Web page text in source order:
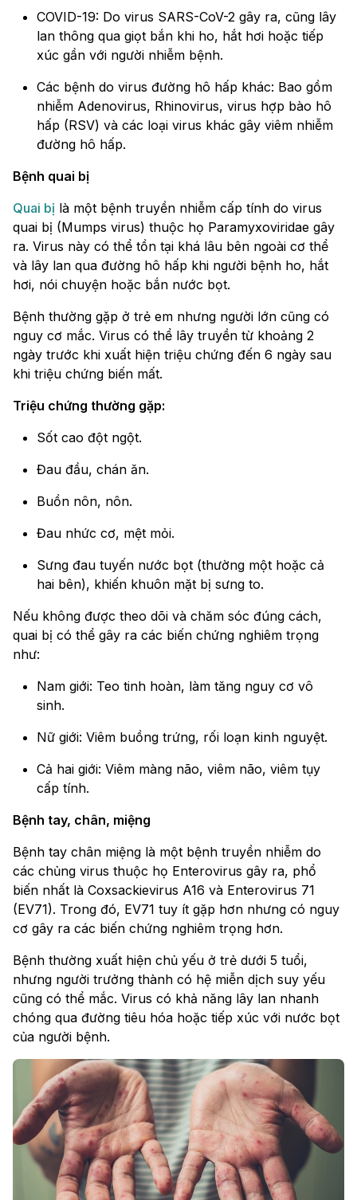
COVID-19: Do virus SARS-CoV-2 gây ra, cũng lây
lan thông qua giọt bắn khi ho, hắt hơi hoặc tiếp
xúc gần với người nhiễm bệnh.
Các bệnh do virus đường hô hấp khác: Bao gồm
nhiễm Adenovirus, Rhinovirus, virus hợp bào hô
hấp (RSV) và các loại virus khác gây viêm nhiễm
đường hô hấp.
Bệnh quai bị
Quai bị là một bệnh truyền nhiễm cấp tính do virus
quai bị (Mumps virus) thuộc họ Paramyxoviridae gây
ra. Virus này có thể tồn tại khá lâu bên ngoài cơ thể
và lây lan qua đường hô hấp khi người bệnh ho, hắt
hơi, nói chuyện hoặc bắn nước bọt.
Bệnh thường gặp ở trẻ em nhưng người lớn cũng có
nguy cơ mắc. Virus có thể lây truyền từ khoảng 2
ngày trước khi xuất hiện triệu chứng đến 6 ngày sau
khi triệu chứng biến mất.
Triệu chứng thường gặp:
Sốt cao đột ngột.
Đau đầu, chán ăn.
Buồn nôn, nôn.
Đau nhức cơ, mệt mỏi.
Sưng đau tuyến nước bọt (thường một hoặc cả
hai bên), khiến khuôn mặt bị sưng to.
Nếu không được theo dõi và chăm sóc đúng cách,
quai bị có thể gây ra các biến chứng nghiêm trọng
như:
Nam giới: Teo tinh hoàn, làm tăng nguy cơ vô
sinh.
Nữ giới: Viêm buồng trứng, rối loạn kinh nguyệt.
Cả hai giới: Viêm màng não, viêm não, viêm tụy
cấp tính.
Bệnh tay, chân, miệng
Bệnh tay chân miệng là một bệnh truyền nhiễm do
các chủng virus thuộc họ Enterovirus gây ra, phổ
biến nhất là Coxsackievirus A16 và Enterovirus 71
(EV71). Trong đó, EV71 tuy ít gặp hơn nhưng có nguy
cơ gây ra các biến chứng nghiêm trọng hơn.
Bệnh thường xuất hiện chủ yếu ở trẻ dưới 5 tuổi,
nhưng người trưởng thành có hệ miễn dịch suy yếu
cũng có thể mắc. Virus có khả năng lây lan nhanh
chóng qua đường tiêu hóa hoặc tiếp xúc với nước bọt
của người bệnh.